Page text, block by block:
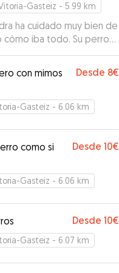
Gasteiz - 5.99 km
ha cuidado muy bien de
cómo iba todo. Su perro
cualquier perro.
con mimos
Desde 8€
Gasteiz - 6.06 km
como si
Desde 10€
Gasteiz - 6.06 km
Desde 10€
Gasteiz - 6.07 km